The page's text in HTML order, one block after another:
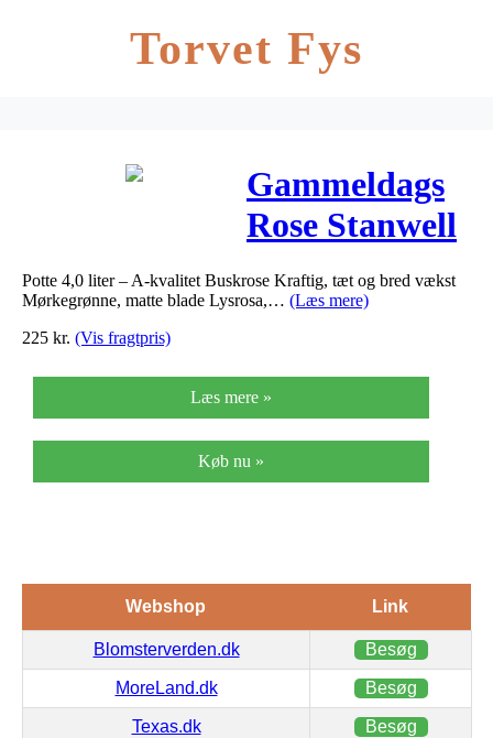
Torvet Fys
Gammeldags
Rose Stanwell
Perpetual –
Rosa
Potte 4,0 liter – A-kvalitet Buskrose Kraftig, tæt og bred vækst
Mørkegrønne, matte blade Lysrosa,… (Læs mere)
225 kr. (Vis fragtpris)
Læs mere »
Køb nu »
Webshop Link
Blomsterverden.dk Besøg
MoreLand.dk Besøg
Texas.dk Besøg